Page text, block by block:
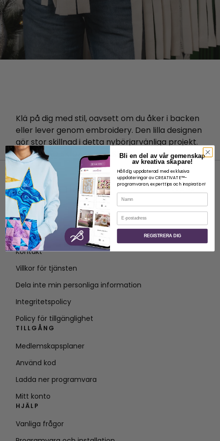
Klä på dig med stil, oavsett om du åker i backen
eller lever genom embroidery. Den lilla designen
gör stor skillnad i detta nybörjarvänliga projekt.
BRODERAD SKIDÅKARHALSDUK OJE
OM
Om SVP Worldwide
Kontakt
Villkor för tjänsten
Dela inte min personliga information
Integritetspolicy
Policy för tillgänglighet
TILLGÅNG
Medlemskapsplaner
Använd kod
Ladda ner programvara
Mitt konto
HJÄLP
Vanliga frågor
Bli en del av vår gemenskap
av kreativa skapare!
Håll dig uppdaterad med exklusiva
uppdateringar av CREATIVATE™-
programvaran, experttips och inspiration!
Namn
E-post
REGISTRERA DIG